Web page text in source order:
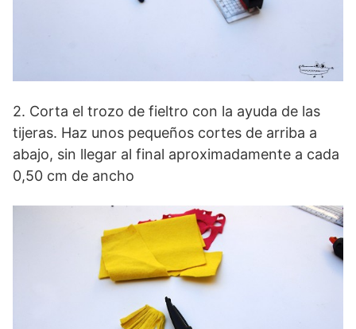
2. Corta el trozo de fieltro con la ayuda de las
tijeras. Haz unos pequeños cortes de arriba a
abajo, sin llegar al final aproximadamente a cada
0,50 cm de ancho